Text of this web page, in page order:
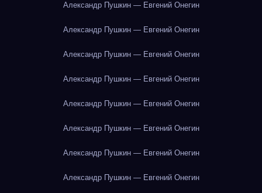
Александр Пушкин — Евгений Онегин
Александр Пушкин — Евгений Онегин
Александр Пушкин — Евгений Онегин
Александр Пушкин — Евгений Онегин
Александр Пушкин — Евгений Онегин
Александр Пушкин — Евгений Онегин
Александр Пушкин — Евгений Онегин
Александр Пушкин — Евгений Онегин